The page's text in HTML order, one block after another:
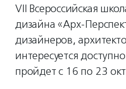
VII Всероссийская
дизайна «Арх-
дизайнеров,
интересуется
пройдет с 16 по 23